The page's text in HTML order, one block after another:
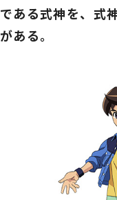
ある式神を、式
ある。